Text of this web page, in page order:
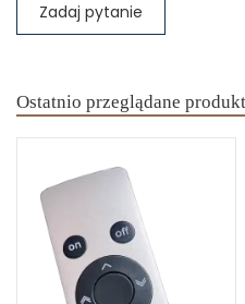
Zadaj pytanie
Ostatnio przeglądane